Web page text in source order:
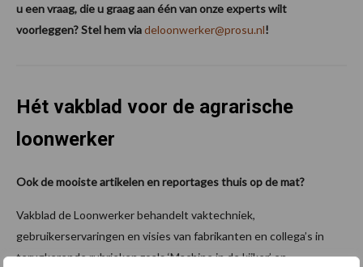
u een vraag, die u graag aan één van onze experts wilt
voorleggen? Stel hem viadeloonwerker@prosu.nl!
Hét vakblad voor de agrarische
loonwerker
Ook de mooiste artikelen en reportages thuis op de mat?
Vakblad de Loonwerker behandelt vaktechniek,
gebruikerservaringen en visies van fabrikanten en collega’s in
terugkerende rubrieken zoals ‘Machine in de kijker’ en